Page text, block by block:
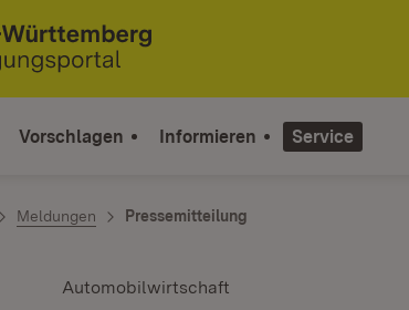
Vorschlagen Informieren Service
Meldungen Pressemitteilung
Automobilwirtschaft